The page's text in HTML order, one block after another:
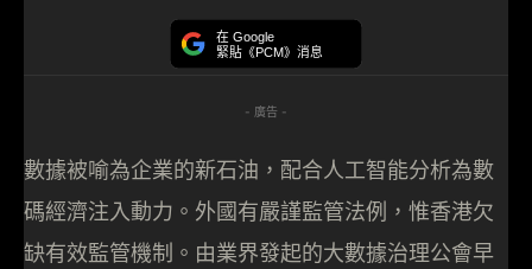
在 Google
緊貼《PCM》消息
- 廣告 -
數據被喻為企業的新石油，配合人工智能分析為數
碼經濟注入動力。外國有嚴謹監管法例，惟香港欠
缺有效監管機制。由業界發起的大數據治理公會早